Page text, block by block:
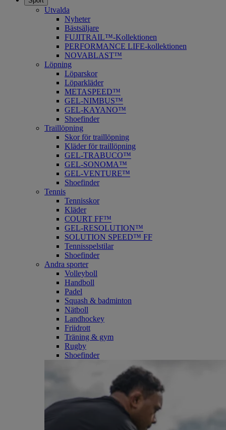
Utvalda
Nyheter
Bästsäljare
FUJITRAIL™-Kollektionen
PERFORMANCE LIFE-kollektionen
NOVABLAST™
Löpning
Löparskor
Löparkläder
METASPEED™
​GEL-NIMBUS™
GEL-KAYANO™
Shoefinder
Traillöpning
Skor för traillöpning
Kläder för traillöpning
GEL-TRABUCO™
GEL-SONOMA™
GEL-VENTURE™
Shoefinder
Tennis
Tennisskor
Kläder
COURT FF™
GEL-RESOLUTION™
SOLUTION SPEED™ FF
Tennisspelstilar
Shoefinder
Andra sporter
Volleyboll
Handboll
Padel
Squash & badminton
Nätboll
Landhockey
Friidrott
Träning & gym
Rugby
Shoefinder